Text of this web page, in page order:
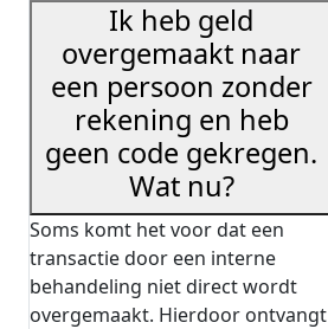
Ik heb geld
overgemaakt naar
een persoon zonder
rekening en heb
geen code gekregen.
Wat nu?
Soms komt het voor dat een
transactie door een interne
behandeling niet direct wordt
overgemaakt. Hierdoor ontvangt